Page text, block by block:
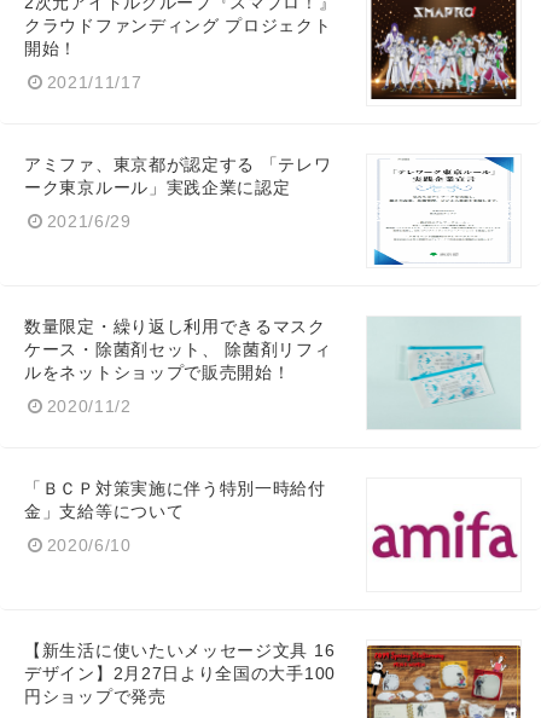
クラウドファンディング プロジェクト
開始！
2021/11/17
アミファ、東京都が認定する 「テレワ
ーク東京ルール」実践企業に認定
2021/6/29
数量限定・繰り返し利用できるマスク
ケース・除菌剤セット、 除菌剤リフィ
ルをネットショップで販売開始！
2020/11/2
「ＢＣＰ対策実施に伴う特別一時給付
金」支給等について
2020/6/10
【新生活に使いたいメッセージ文具 16
デザイン】2月27日より全国の大手100
円ショップで発売